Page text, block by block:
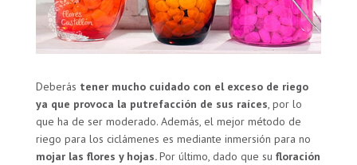
Deberás tener mucho cuidado con el exceso de riego
ya que provoca la putrefacción de sus raíces, por lo
que ha de ser moderado. Además, el mejor método de
riego para los ciclámenes es mediante inmersión para no
mojar las flores y hojas.Por último, dado que sufloración